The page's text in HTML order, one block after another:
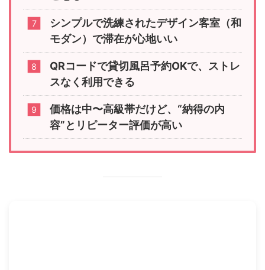
シンプルで洗練されたデザイン客室（和
モダン）で滞在が心地いい
QRコードで貸切風呂予約OKで、ストレ
スなく利用できる
価格は中〜高級帯だけど、“納得の内
容”とリピーター評価が高い